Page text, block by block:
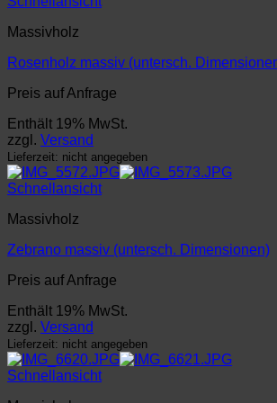
Massivholz
Rosenholz massiv (untersch.
Preis auf Anfrage
Enthält 19% MwSt.
zzgl. Versand
Lieferzeit: nicht angegeben
Schnellansicht
Massivholz
Zebrano massiv (untersch. Dimensionen)
Preis auf Anfrage
Enthält 19% MwSt.
zzgl. Versand
Lieferzeit: nicht angegeben
Schnellansicht